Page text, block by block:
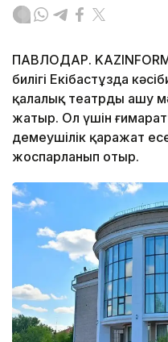
ПАВЛОДАР.
билігі Екібастұзда
қалалық театрды ашу
жатыр. Ол үшін
демеушілік қаражат
жоспарланып отыр.